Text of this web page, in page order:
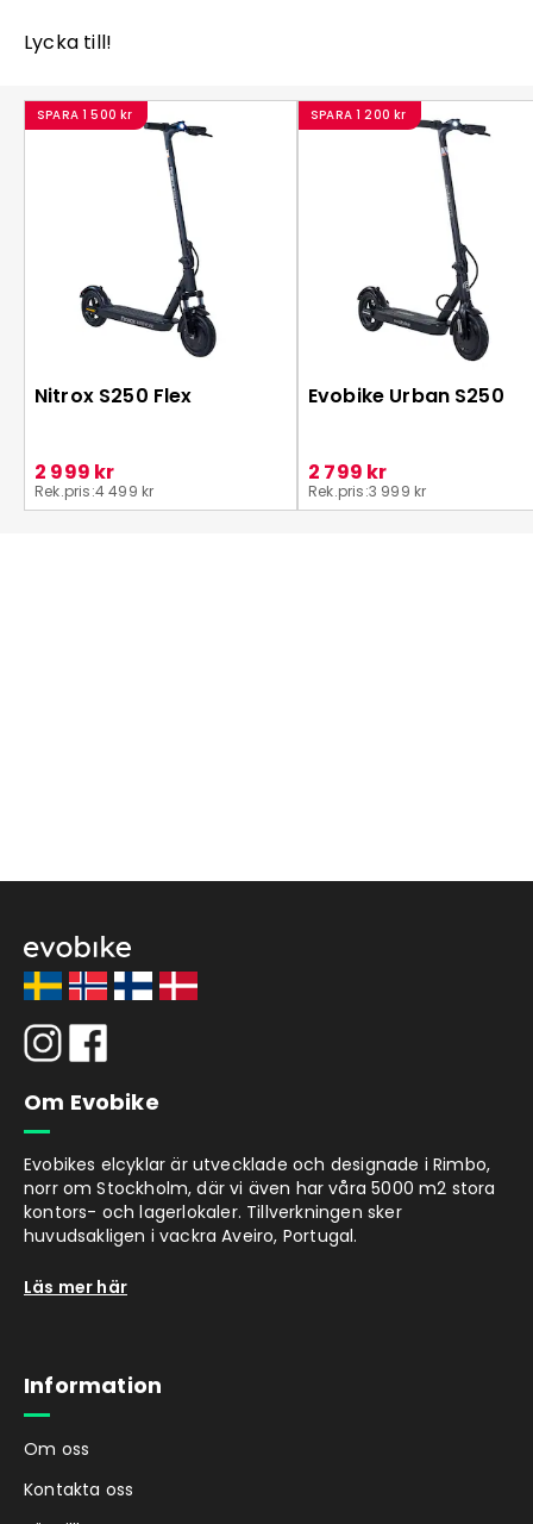
Lycka till!
SPARA 1 500 kr
Nitrox S250 Flex
Rek.pris:4 499 kr
2 999 kr
SPARA 1 200 kr
Evobike Urban S250
Rek.pris:3 999 kr
2 799 kr
Om Evobike
Evobikes elcyklar är utvecklade och designade i Rimbo,
norr om Stockholm, där vi även har våra 5000 m2 stora
kontors- och lagerlokaler. Tillverkningen sker
huvudsakligen i vackra Aveiro, Portugal.
Läs mer här
Information
Om oss
Kontakta oss